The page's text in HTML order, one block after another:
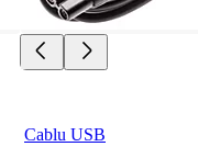
Cablu USB